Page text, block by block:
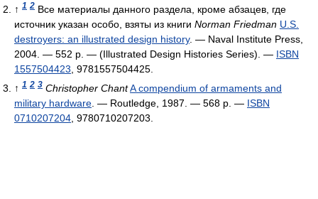
↑ 1 2 Все материалы данного раздела, кроме абзацев, где
источник указан особо, взяты из книги Norman Friedman U.S.
destroyers: an illustrated design history. — Naval Institute Press,
2004. — 552 p. — (Illustrated Design Histories Series). — ISBN
1557504423 , 9781557504425.
↑ 1 2 3 Christopher ChantA compendium of armaments and
military hardware . — Routledge, 1987. — 568 p. — ISBN
0710207204 , 9780710207203.